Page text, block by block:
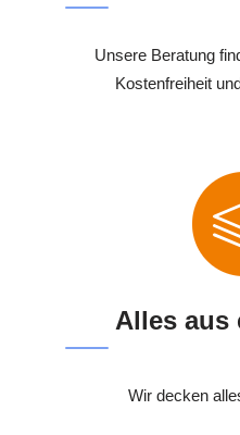
Unsere Beratung
Kostenfreiheit
Alles aus
Wir decken